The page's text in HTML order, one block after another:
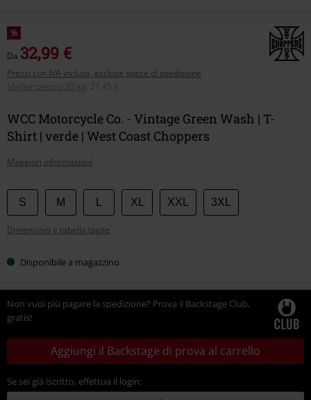
%
Da 32,99 €
Prezzi con IVA inclusa, escluse spese di spedizione
Miglior prezzo 30 gg 27,45 €
WCC Motorcycle Co. - Vintage Green Wash | T-
Shirt | verde | West Coast Choppers
Maggiori informazioni
Scegli
la
tua
S M XL XXL 3XL
Dimensioni e tabella taglie
Disponibile a magazzino
Non vuoi più pagare la spedizione? Prova il Backstage Club,
gratis!
Aggiungi il Backstage di prova al carrello
Se sei già iscritto, effettua il login: